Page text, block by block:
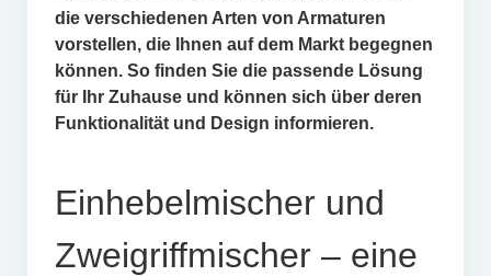
die verschiedenen Arten von Armaturen
vorstellen, die Ihnen auf dem Markt begegnen
können. So finden Sie die passende Lösung
für Ihr Zuhause und können sich über deren
Funktionalität und Design informieren.
Einhebelmischer und
Zweigriffmischer – eine